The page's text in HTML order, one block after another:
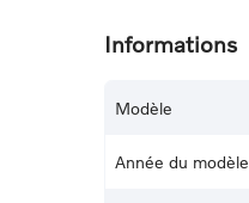
Informations
Modèle
Année du modèle